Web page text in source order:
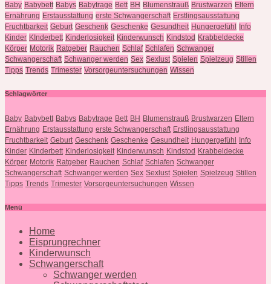
Baby Babybett Babys Babytrage Bett BH Blumenstrauß Brustwarzen Eltern
Ernährung Erstausstattung erste Schwangerschaft Erstlingsausstattung
Fruchtbarkeit Geburt Geschenk Geschenke Gesundheit Hungergefühl
Info
Kinder KInderbett Kinderlosigkeit Kinderwunsch Kindstod Krabbeldecke
Körper Motorik Ratgeber Rauchen Schlaf Schlafen Schwanger
Schwangerschaft Schwanger werden Sex Sexlust Spielen Spielzeug Stillen
Tipps Trends Trimester Vorsorgeuntersuchungen Wissen
Schlagwörter
Baby Babybett Babys Babytrage Bett BH Blumenstrauß Brustwarzen Eltern
Ernährung Erstausstattung erste Schwangerschaft Erstlingsausstattung
Fruchtbarkeit Geburt Geschenk Geschenke Gesundheit Hungergefühl
Info
Kinder KInderbett Kinderlosigkeit Kinderwunsch Kindstod Krabbeldecke
Körper Motorik Ratgeber Rauchen Schlaf Schlafen Schwanger
Schwangerschaft Schwanger werden Sex Sexlust Spielen Spielzeug Stillen
Tipps Trends Trimester Vorsorgeuntersuchungen Wissen
Menü
Home
Eisprungrechner
Kinderwunsch
Schwangerschaft
Schwanger werden